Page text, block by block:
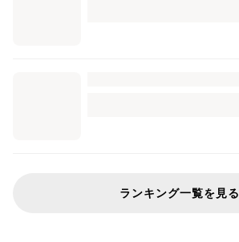
ランキング一覧を見る